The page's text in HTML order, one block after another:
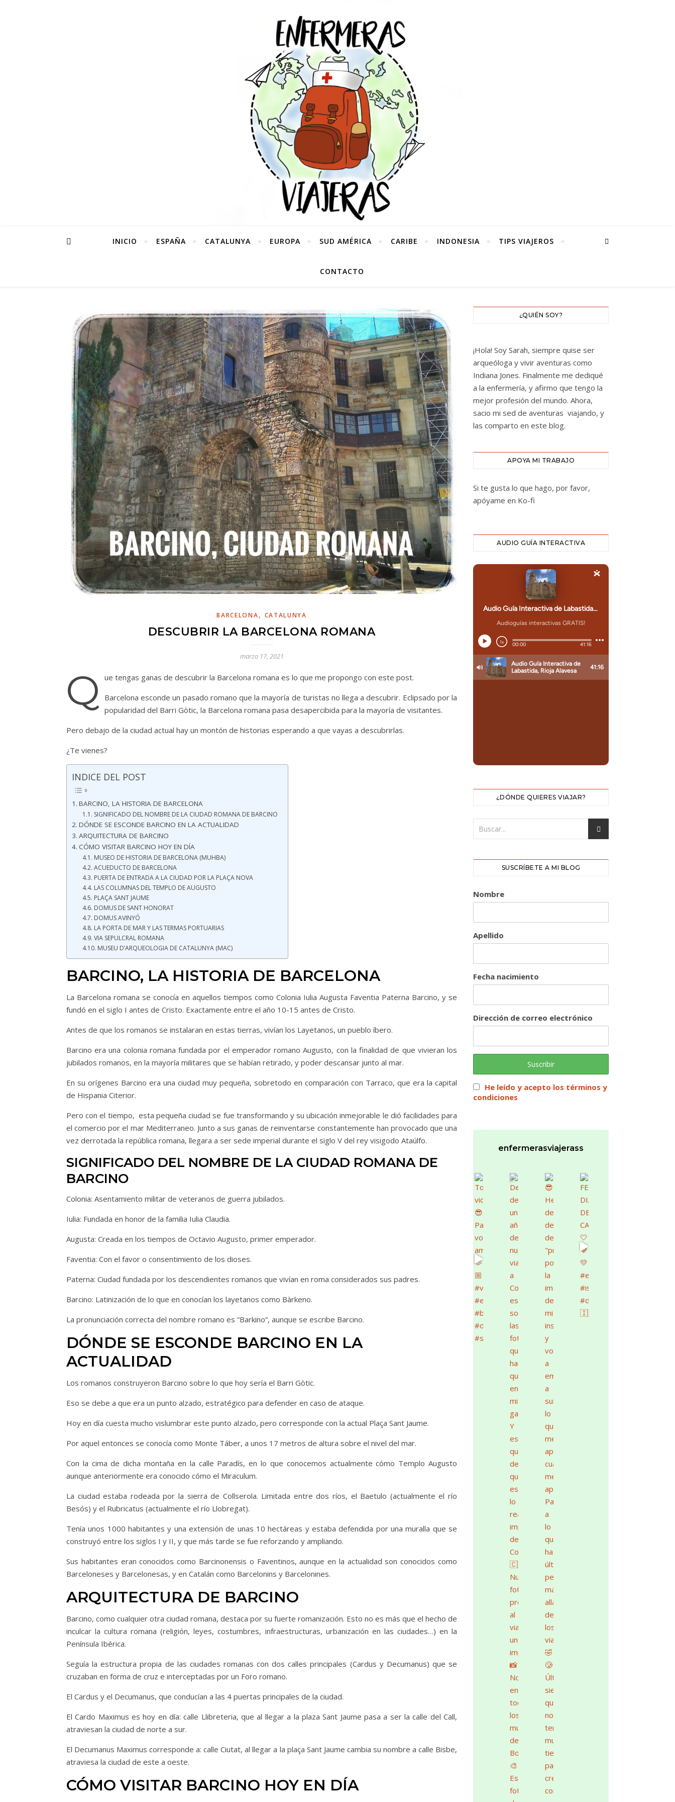
INICIO ESPAÑA CATALUNYA EUROPA SUD AMÉRICA CARIBE INDONESIA TIPS VIAJEROS
CONTACTO
BARCELONA, CATALUNYA
DESCUBRIR LA BARCELONA ROMANA
marzo 17, 2021
Q
ue tengas ganas de descubrir la Barcelona romana es lo que me propongo con este post.
Barcelona esconde un pasado romano que la mayoría de turistas no llega a descubrir. Eclipsado por la
popularidad del Barri Gòtic, la Barcelona romana pasa desapercibida para la mayoría de visitantes.
Pero debajo de la ciudad actual hay un montón de historias esperando a que vayas a descubrirlas.
¿Te vienes?
INDICE DEL POST
BARCINO, LA HISTORIA DE BARCELONA
SIGNIFICADO DEL NOMBRE DE LA CIUDAD ROMANA DE BARCINO
DÓNDE SE ESCONDE BARCINO EN LA ACTUALIDAD
ARQUITECTURA DE BARCINO
CÓMO VISITAR BARCINO HOY EN DÍA
MUSEO DE HISTORIA DE BARCELONA (MUHBA)
ACUEDUCTO DE BARCELONA
PUERTA DE ENTRADA A LA CIUDAD POR LA PLAÇA NOVA
LAS COLUMNAS DEL TEMPLO DE AUGUSTO
PLAÇA SANT JAUME
DOMUS DE SANT HONORAT
DOMUS AVINYÓ
LA PORTA DE MAR Y LAS TERMAS PORTUARIAS
VIA SEPULCRAL ROMANA
MUSEU D’ARQUEOLOGIA DE CATALUNYA (MAC)
BARCINO, LA HISTORIA DE BARCELONA
La Barcelona romana se conocía en aquellos tiempos como Colonia Iulia Augusta Faventia Paterna Barcino, y se
fundó en el siglo I antes de Cristo. Exactamente entre el año 10-15 antes de Cristo.
Antes de que los romanos se instalaran en estas tierras, vivían los Layetanos, un pueblo íbero.
Barcino era una colonia romana fundada por el emperador romano Augusto, con la finalidad de que vivieran los
jubilados romanos, en la mayoría militares que se habían retirado, y poder descansar junto al mar.
En su orígenes Barcino era una ciudad muy pequeña, sobretodo en comparación con Tarraco, que era la capital
de Hispania Citerior.
Pero con el tiempo, esta pequeña ciudad se fue transformando y su ubicación inmejorable le dió facilidades para
el comercio por el mar Mediterraneo. Junto a sus ganas de reinventarse constantemente han provocado que una
vez derrotada la república romana, llegara a ser sede imperial durante el siglo V del rey visigodo Ataúlfo.
SIGNIFICADO DEL NOMBRE DE LA CIUDAD ROMANA DE
BARCINO
Colonia: Asentamiento militar de veteranos de guerra jubilados.
Iulia: Fundada en honor de la familia Iulia Claudia.
Augusta: Creada en los tiempos de Octavio Augusto, primer emperador.
Faventia: Con el favor o consentimiento de los dioses.
Paterna: Ciudad fundada por los descendientes romanos que vivían en roma considerados sus padres.
Barcino: Latinización de lo que en conocían los layetanos como Bàrkeno.
La pronunciación correcta del nombre romano es “Barkino”, aunque se escribe Barcino.
DÓNDE SE ESCONDE BARCINO EN LA
ACTUALIDAD
Los romanos construyeron Barcino sobre lo que hoy sería el Barri Gòtic.
Eso se debe a que era un punto alzado, estratégico para defender en caso de ataque.
Hoy en día cuesta mucho vislumbrar este punto alzado, pero corresponde con la actual Plaça Sant Jaume.
Por aquel entonces se conocía como Monte Táber, a unos 17 metros de altura sobre el nivel del mar.
Con la cima de dicha montaña en la calle Paradís, en lo que conocemos actualmente cómo Templo Augusto
aunque anteriormente era conocido cómo el Miraculum.
La ciudad estaba rodeada por la sierra de Collserola. Limitada entre dos ríos, el Baetulo (actualmente el río
Besós) y el Rubricatus (actualmente el río Llobregat).
Tenía unos 1000 habitantes y una extensión de unas 10 hectáreas y estaba defendida por una muralla que se
construyó entre los siglos I y II, y que más tarde se fue reforzando y ampliando.
Sus habitantes eran conocidos como Barcinonensis o Faventinos, aunque en la actualidad son conocidos como
Barceloneses y Barcelonesas, y en Catalán como Barcelonins y Barcelonines.
ARQUITECTURA DE BARCINO
Barcino, como cualquier otra ciudad romana, destaca por su fuerte romanización. Esto no es más que el hecho de
inculcar la cultura romana (religión, leyes, costumbres, infraestructuras, urbanización en las ciudades…) en la
Península Ibérica.
Seguía la estructura propia de las ciudades romanas con dos calles principales (Cardus y Decumanus) que se
cruzaban en forma de cruz e interceptadas por un Foro romano.
El Cardus y el Decumanus, que conducían a las 4 puertas principales de la ciudad.
El Cardo Maximus es hoy en día: calle Llibreteria, que al llegar a la plaza Sant Jaume pasa a ser la calle del Call,
atraviesan la ciudad de norte a sur.
El Decumanus Maximus corresponde a: calle Ciutat, al llegar a la plaça Sant Jaume cambia su nombre a calle Bisbe,
atraviesa la ciudad de este a oeste.
CÓMO VISITAR BARCINO HOY EN DÍA
¿QUIÉN SOY?
¡Hola! Soy Sarah, siempre quise ser
arqueóloga y vivir aventuras como
Indiana Jones. Finalmente me dediqué
a la enfermería, y afirmo que tengo la
mejor profesión del mundo. Ahora,
sacio mi sed de aventuras viajando, y
las comparto en este blog.
APOYA MI TRABAJO
Si te gusta lo que hago, por favor,
apóyame en Ko-fi
AUDIO GUÍA INTERACTIVA
¿DÓNDE QUIERES VIAJAR?
SUSCRÍBETE A MI BLOG
Nombre
Apellido
Fecha nacimiento
Dirección de correo electrónico
He leído y acepto los términos y
condiciones
enfermerasviajerass